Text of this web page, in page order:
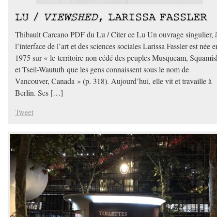
LU / VIEWSHED, LARISSA FASSLER
Thibault Carcano PDF du Lu / Citer ce Lu Un ouvrage singulier,
l’interface de l’art et des sciences sociales Larissa Fassler est née
1975 sur « le territoire non cédé des peuples Musqueam,
et Tseil-Waututh que les gens connaissent sous le nom de
Vancouver, Canada » (p. 318). Aujourd’hui, elle vit et travaille à
Berlin. Ses […]
Tweet